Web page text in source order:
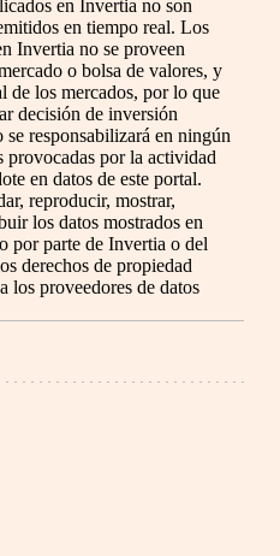
en Invertia no son
en tiempo real. Los
Invertia no se proveen
o bolsa de valores, y
de los mercados, por lo que
decisión de inversión
responsabilizará en ningún
provocadas por la actividad
en datos de este portal.
reproducir, mostrar,
los datos mostrados en
por parte de Invertia o del
derechos de propiedad
los proveedores de datos